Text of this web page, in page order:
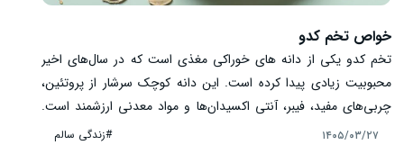
خواص تخم کدو
تخم کدو یکی از دانه‌ های خوراکی مغذی است که در سال‌های اخیر
محبوبیت زیادی پیدا کرده است. این دانه کوچک سرشار از پروتئین،
چربی‌های مفید، فیبر، آنتی ‌اکسیدان‌ها و مواد معدنی ارزشمند است.
تخم کدو را می ‌توان به صورت خام، بو داده یا به عنوان بخشی از سالاد
۱۴۰۵/۰۳/۲۷ #زندگی سالم